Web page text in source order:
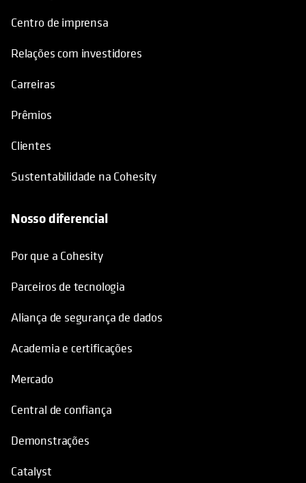
Centro de imprensa
Relações com investidores
Carreiras
Prêmios
Clientes
Sustentabilidade na Cohesity
Nosso diferencial
Por que a Cohesity
Parceiros de tecnologia
Aliança de segurança de dados
Academia e certificações
Mercado
Central de confiança
Demonstrações
Catalyst